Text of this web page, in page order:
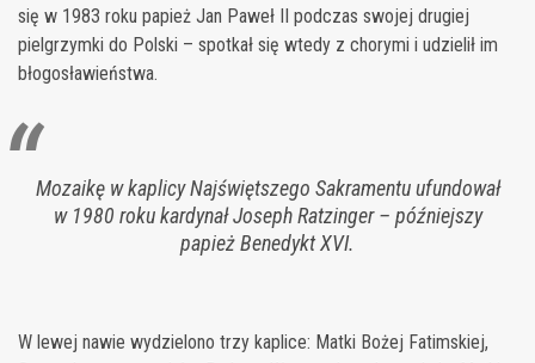
się w 1983 roku papież Jan Paweł II podczas swojej drugiej
pielgrzymki do Polski – spotkał się wtedy z chorymi i udzielił im
błogosławieństwa.
Mozaikę w kaplicy Najświętszego Sakramentu ufundował
w 1980 roku kardynał Joseph Ratzinger – późniejszy
papież Benedykt XVI.
W lewej nawie wydzielono trzy kaplice: Matki Bożej Fatimskiej,